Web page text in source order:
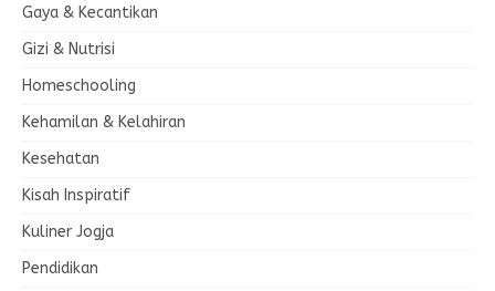
Gaya & Kecantikan
Gizi & Nutrisi
Homeschooling
Kehamilan & Kelahiran
Kesehatan
Kisah Inspiratif
Kuliner Jogja
Pendidikan